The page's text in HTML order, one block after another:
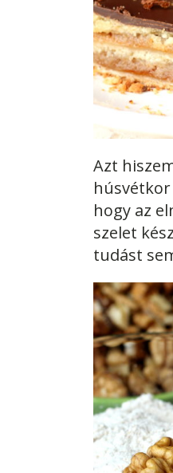
Azt
húsvétkor
hogy az
szelet
tudást